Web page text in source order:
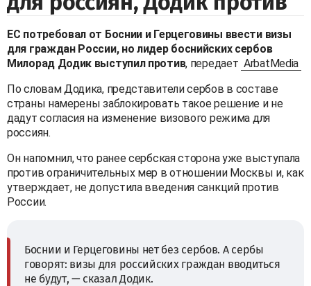
ЕС потребовал от Боснии и Герцеговины ввести визы
для граждан России, но лидер боснийских сербов
Милорад Додик выступил против, передает ArbatMedia
По словам Додика, представители сербов в составе
страны намерены заблокировать такое решение и не
дадут согласия на изменение визового режима для
россиян.
Он напомнил, что ранее сербская сторона уже выступала
против ограничительных мер в отношении Москвы и, как
утверждает, не допустила введения санкций против
России.
Боснии и Герцеговины нет без сербов. А сербы
говорят: визы для российских граждан вводиться
не будут, — сказал Додик.